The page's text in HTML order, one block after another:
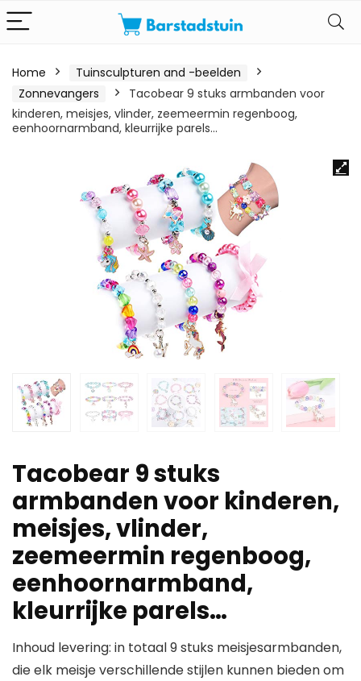
Home
Tuinsculpturen and -beelden
Zonnevangers
Tacobear 9 stuks armbanden voor
kinderen, meisjes, vlinder, zeemeermin regenboog,
eenhoornarmband, kleurrijke parels…
Tacobear 9 stuks
armbanden voor kinderen,
meisjes, vlinder,
zeemeermin regenboog,
eenhoornarmband,
kleurrijke parels…
Inhoud levering: in totaal 9 stuks meisjesarmbanden,
die elk meisje verschillende stijlen kunnen bieden om